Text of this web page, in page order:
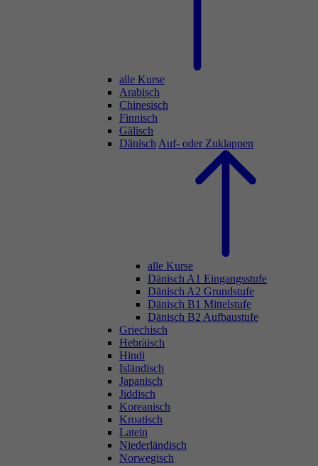
alle Kurse
Arabisch
Chinesisch
Finnisch
Gälisch
Dänisch Auf- oder Zuklappen
alle Kurse
Dänisch A1 Eingangsstufe
Dänisch A2 Grundstufe
Dänisch B1 Mittelstufe
Dänisch B2 Aufbaustufe
Griechisch
Hebräisch
Hindi
Isländisch
Japanisch
Jiddisch
Koreanisch
Kroatisch
Latein
Niederländisch
Norwegisch